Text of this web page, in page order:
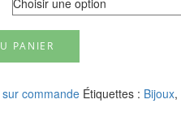
PANIER
sur commande Étiquettes : Bijoux,